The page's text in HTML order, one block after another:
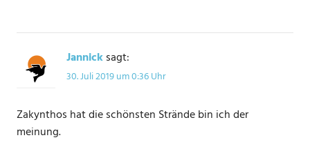
Jannicksagt:
30. Juli 2019 um 0:36 Uhr
Zakynthos hat die schönsten Strände bin ich der
meinung.